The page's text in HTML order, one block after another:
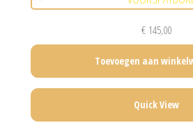
€145,00
Toevoegen aan
Quick View